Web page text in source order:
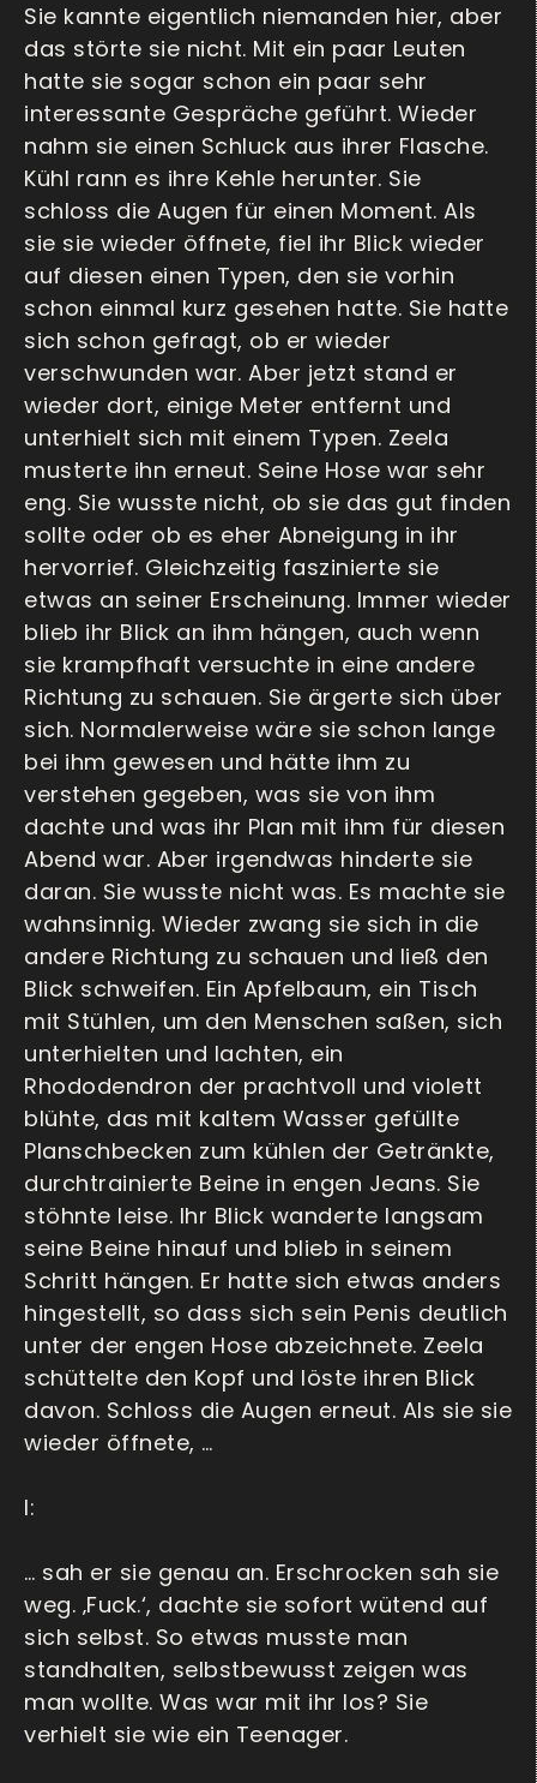
Sie kannte eigentlich niemanden hier, aber
das störte sie nicht. Mit ein paar Leuten
hatte sie sogar schon ein paar sehr
interessante Gespräche geführt. Wieder
nahm sie einen Schluck aus ihrer Flasche.
Kühl rann es ihre Kehle herunter. Sie
schloss die Augen für einen Moment. Als
sie sie wieder öffnete, fiel ihr Blick wieder
auf diesen einen Typen, den sie vorhin
schon einmal kurz gesehen hatte. Sie hatte
sich schon gefragt, ob er wieder
verschwunden war. Aber jetzt stand er
wieder dort, einige Meter entfernt und
unterhielt sich mit einem Typen. Zeela
musterte ihn erneut. Seine Hose war sehr
eng. Sie wusste nicht, ob sie das gut finden
sollte oder ob es eher Abneigung in ihr
hervorrief. Gleichzeitig faszinierte sie
etwas an seiner Erscheinung. Immer wieder
blieb ihr Blick an ihm hängen, auch wenn
sie krampfhaft versuchte in eine andere
Richtung zu schauen. Sie ärgerte sich über
sich. Normalerweise wäre sie schon lange
bei ihm gewesen und hätte ihm zu
verstehen gegeben, was sie von ihm
dachte und was ihr Plan mit ihm für diesen
Abend war. Aber irgendwas hinderte sie
daran. Sie wusste nicht was. Es machte sie
wahnsinnig. Wieder zwang sie sich in die
andere Richtung zu schauen und ließ den
Blick schweifen. Ein Apfelbaum, ein Tisch
mit Stühlen, um den Menschen saßen, sich
unterhielten und lachten, ein
Rhododendron der prachtvoll und violett
blühte, das mit kaltem Wasser gefüllte
Planschbecken zum kühlen der Getränkte,
durchtrainierte Beine in engen Jeans. Sie
stöhnte leise. Ihr Blick wanderte langsam
seine Beine hinauf und blieb in seinem
Schritt hängen. Er hatte sich etwas anders
hingestellt, so dass sich sein Penis deutlich
unter der engen Hose abzeichnete. Zeela
schüttelte den Kopf und löste ihren Blick
davon. Schloss die Augen erneut. Als sie sie
wieder öffnete, …
I:
… sah er sie genau an. Erschrocken sah sie
weg. ‚Fuck.‘, dachte sie sofort wütend auf
sich selbst. So etwas musste man
standhalten, selbstbewusst zeigen was
man wollte. Was war mit ihr los? Sie
verhielt sie wie ein Teenager.